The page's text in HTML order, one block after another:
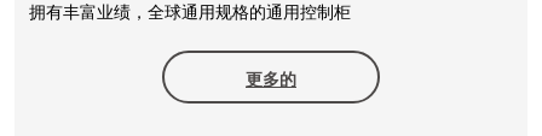
拥有丰富业绩，全球通用规格的通用控制柜
更多的